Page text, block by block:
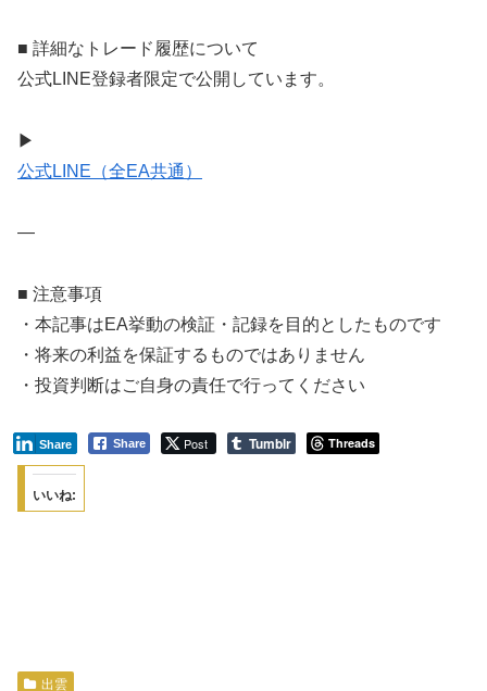
■ 詳細なトレード履歴について
公式LINE登録者限定で公開しています。
▶
公式LINE（全EA共通）
—
■ 注意事項
・本記事はEA挙動の検証・記録を目的としたものです
・将来の利益を保証するものではありません
・投資判断はご自身の責任で行ってください
Share Post
Share Tumblr Threads
いいね:
出雲